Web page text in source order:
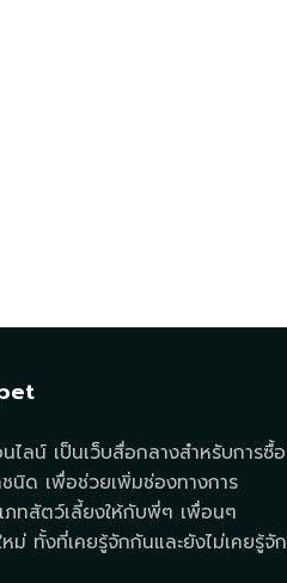
ไลน์ เป็นเว็บสื่อกลางสำหรับการซื้อ
นิด เพื่อช่วยเพิ่มช่องทางการ
ภทสัตว์เลี้ยงให้กับพี่ๆ เพื่อนๆ
หม่ ทั้งที่เคยรู้จักกันและยังไม่เคยรู้จัก